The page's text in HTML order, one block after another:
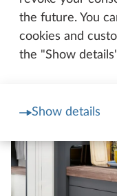
the future. You
cookies and
the "Show
Show details